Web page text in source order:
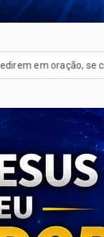
crerem, vocês